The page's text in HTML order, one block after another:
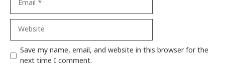
Save my name, email, and website in this browser for the
next time I comment.